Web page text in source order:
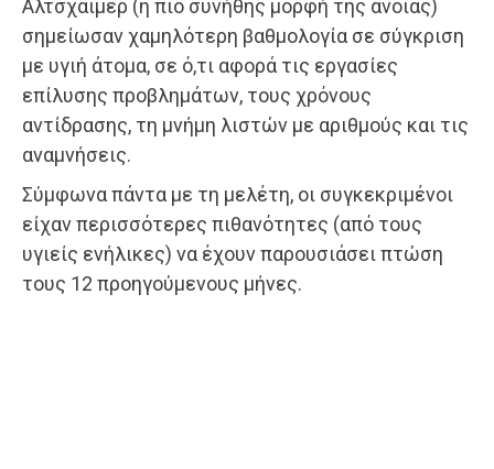
Αλτσχάιμερ (η πιο συνήθης μορφή της άνοιας)
σημείωσαν χαμηλότερη βαθμολογία σε σύγκριση
με υγιή άτομα, σε ό,τι αφορά τις εργασίες
επίλυσης προβλημάτων, τους χρόνους
αντίδρασης, τη μνήμη λιστών με αριθμούς και τις
αναμνήσεις.
Σύμφωνα πάντα με τη μελέτη, οι συγκεκριμένοι
είχαν περισσότερες πιθανότητες (από τους
υγιείς ενήλικες) να έχουν παρουσιάσει πτώση
τους 12 προηγούμενους μήνες.